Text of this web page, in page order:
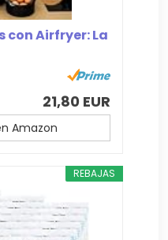
con Airfryer: La
21,80 EUR
Amazon
REBAJAS